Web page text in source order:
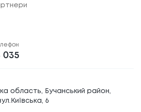
035
область, Бучанський район,
6